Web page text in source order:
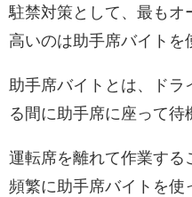
駐禁対策として、最もオ
高いのは助手席バイトを
助手席バイトとは、ド
る間に助手席に座って待
運転席を離れて作業する
頻繁に助手席バイトを使